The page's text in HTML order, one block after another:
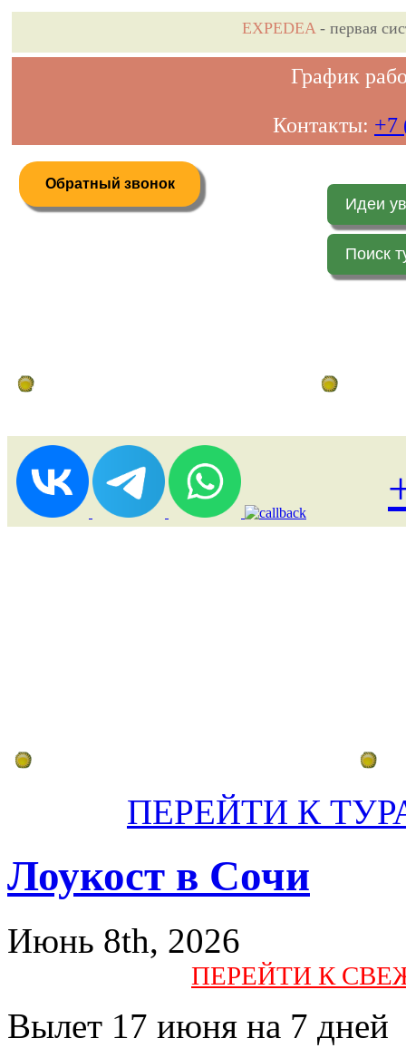
EXPEDEA- первая
График
Контакты: +7
Обратный звонок
Идеи
Поиск
Дистанционное бронирование туров
ПЕРЕЙТИ К
Лоукост в Сочи
Июнь 8th, 2026
ПЕРЕЙТИ К
Вылет 17 июня на 7 дней